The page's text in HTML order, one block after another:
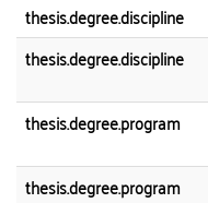
thesis.degree.discipline
thesis.degree.discipline
thesis.degree.program
thesis.degree.program